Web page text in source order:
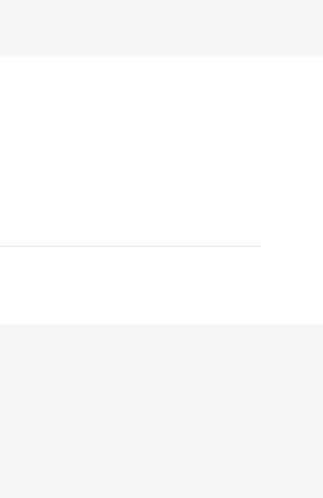
reste Mulhouse. Le